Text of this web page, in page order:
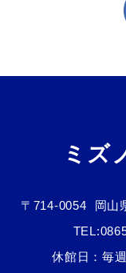
ミズ
〒714-0054
岡山
TEL:
休館日：毎